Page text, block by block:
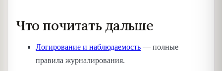
Что почитать дальше
Логирование и наблюдаемость — полные
правила журналирования.